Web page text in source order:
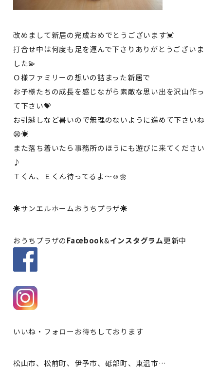
改めまして新居の完成おめでとうございます💓
打合せ中は何度も足を運んで下さりありがとうございま
した💫
Ｏ様ファミリーの想いの詰まった新居で
お子様たちの成長を感じながら素敵な思い出を沢山作っ
て下さい💝
お引越しなど暑いので無理のないように進めて下さいね
😫☀
また落ち着いたら事務所のほうにも遊びに来てください
♪
Ｔくん、Ｅくん待ってるよ～☺🌼
☀サンエルホームおうちプラザ☀
おうちプラザのFacebook&インスタグラム更新中
いいね・フォローお待ちしております
松山市、松前町、伊予市、砥部町、東温市…